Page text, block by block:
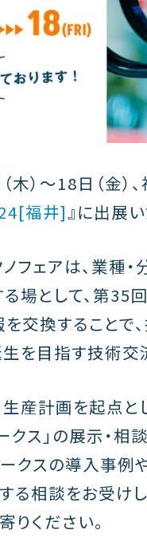
）〜18日（金）
福井]』に出展
フェアは、業種
場として、第35
交換することで
を目指す技術交
生産計画を起点
クス」の展示・相
クスの導入事例
る相談をお受け
りください。